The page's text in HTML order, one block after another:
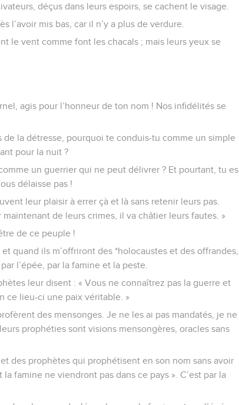
déçus dans leurs espoirs, se cachent le visage.
l’avoir mis bas, car il n’y a plus de verdure.
le vent comme font les chacals ; mais leurs yeux se
agis pour l’honneur de ton nom ! Nos infidélités se
de la détresse, pourquoi te conduis-tu comme un simple
pour la nuit ?
un guerrier qui ne peut délivrer ? Et pourtant, tu es
délaisse pas !
leur plaisir à errer çà et là sans retenir leurs pas.
de leurs crimes, il va châtier leurs fautes. »
de ce peuple !
quand ils m’offriront des *holocaustes et des offrandes,
l’épée, par la famine et la peste.
leur disent : « Vous ne connaîtrez pas la guerre et
ce lieu-ci une paix véritable. »
des mensonges. Je ne les ai pas mandatés, je ne
prophéties sont visions mensongères, oracles sans
des prophètes qui prophétisent en son nom sans avoir
famine ne viendront pas dans ce pays ». C’est par la